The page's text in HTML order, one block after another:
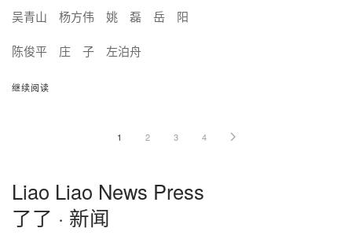
吴青山 杨方伟 姚 磊 岳 阳
陈俊平 庄 子 左泊舟
继续阅读
1 2 3 4
Liao Liao News Press
了了 · 新闻